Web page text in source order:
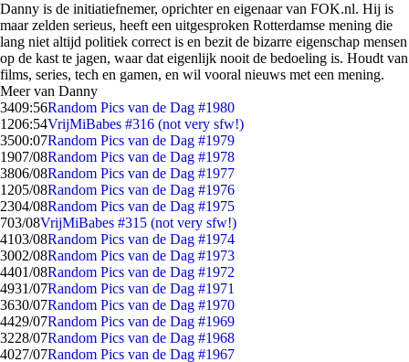
Danny is de initiatiefnemer, oprichter en eigenaar van FOK.nl. Hij is
maar zelden serieus, heeft een uitgesproken Rotterdamse mening die
lang niet altijd politiek correct is en bezit de bizarre eigenschap mensen
op de kast te jagen, waar dat eigenlijk nooit de bedoeling is. Houdt van
films, series, tech en gamen, en wil vooral nieuws met een mening.
Meer van Danny
3409:56Random Pics van de Dag #1980
1206:54VrijMiBabes #316 (not very sfw!)
3500:07Random Pics van de Dag #1979
1907/08Random Pics van de Dag #1978
3806/08Random Pics van de Dag #1977
1205/08Random Pics van de Dag #1976
2304/08Random Pics van de Dag #1975
703/08VrijMiBabes #315 (not very sfw!)
4103/08Random Pics van de Dag #1974
3002/08Random Pics van de Dag #1973
4401/08Random Pics van de Dag #1972
4931/07Random Pics van de Dag #1971
3630/07Random Pics van de Dag #1970
4429/07Random Pics van de Dag #1969
3228/07Random Pics van de Dag #1968
4027/07Random Pics van de Dag #1967